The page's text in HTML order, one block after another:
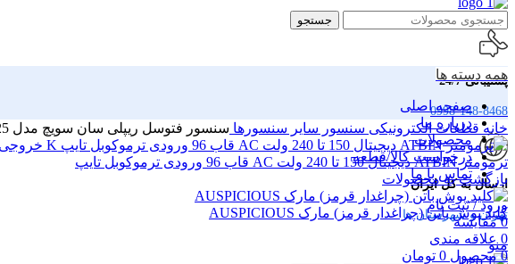
جستجو
پشتیبانی 24/7
0998-148-8468
ارسال به کل ایران
تهران و شهرستان ها
منو
همه دسته ها
صفحه اصلی
درباره ما
محصولات
درخواست کالا/قطعه
تماس با ما
ورود / ثبت نام
0 مقایسه
0 علاقه مندی
0 محصول 0 تومان
خانه قطعات الکترونیکی سنسور سایر سنسورها سنسور فتوسل ریپلی سان سویچ مدل 5925
ترمومتر ATBIN دیجیتال 150 تا 240 ولت AC قاب 96 ورودی ترموکوبل تایپ
بازگشت به محصولات
کلید پوش باتن (چراغدار قرمز) مارک AUSPICIOUS
-31%